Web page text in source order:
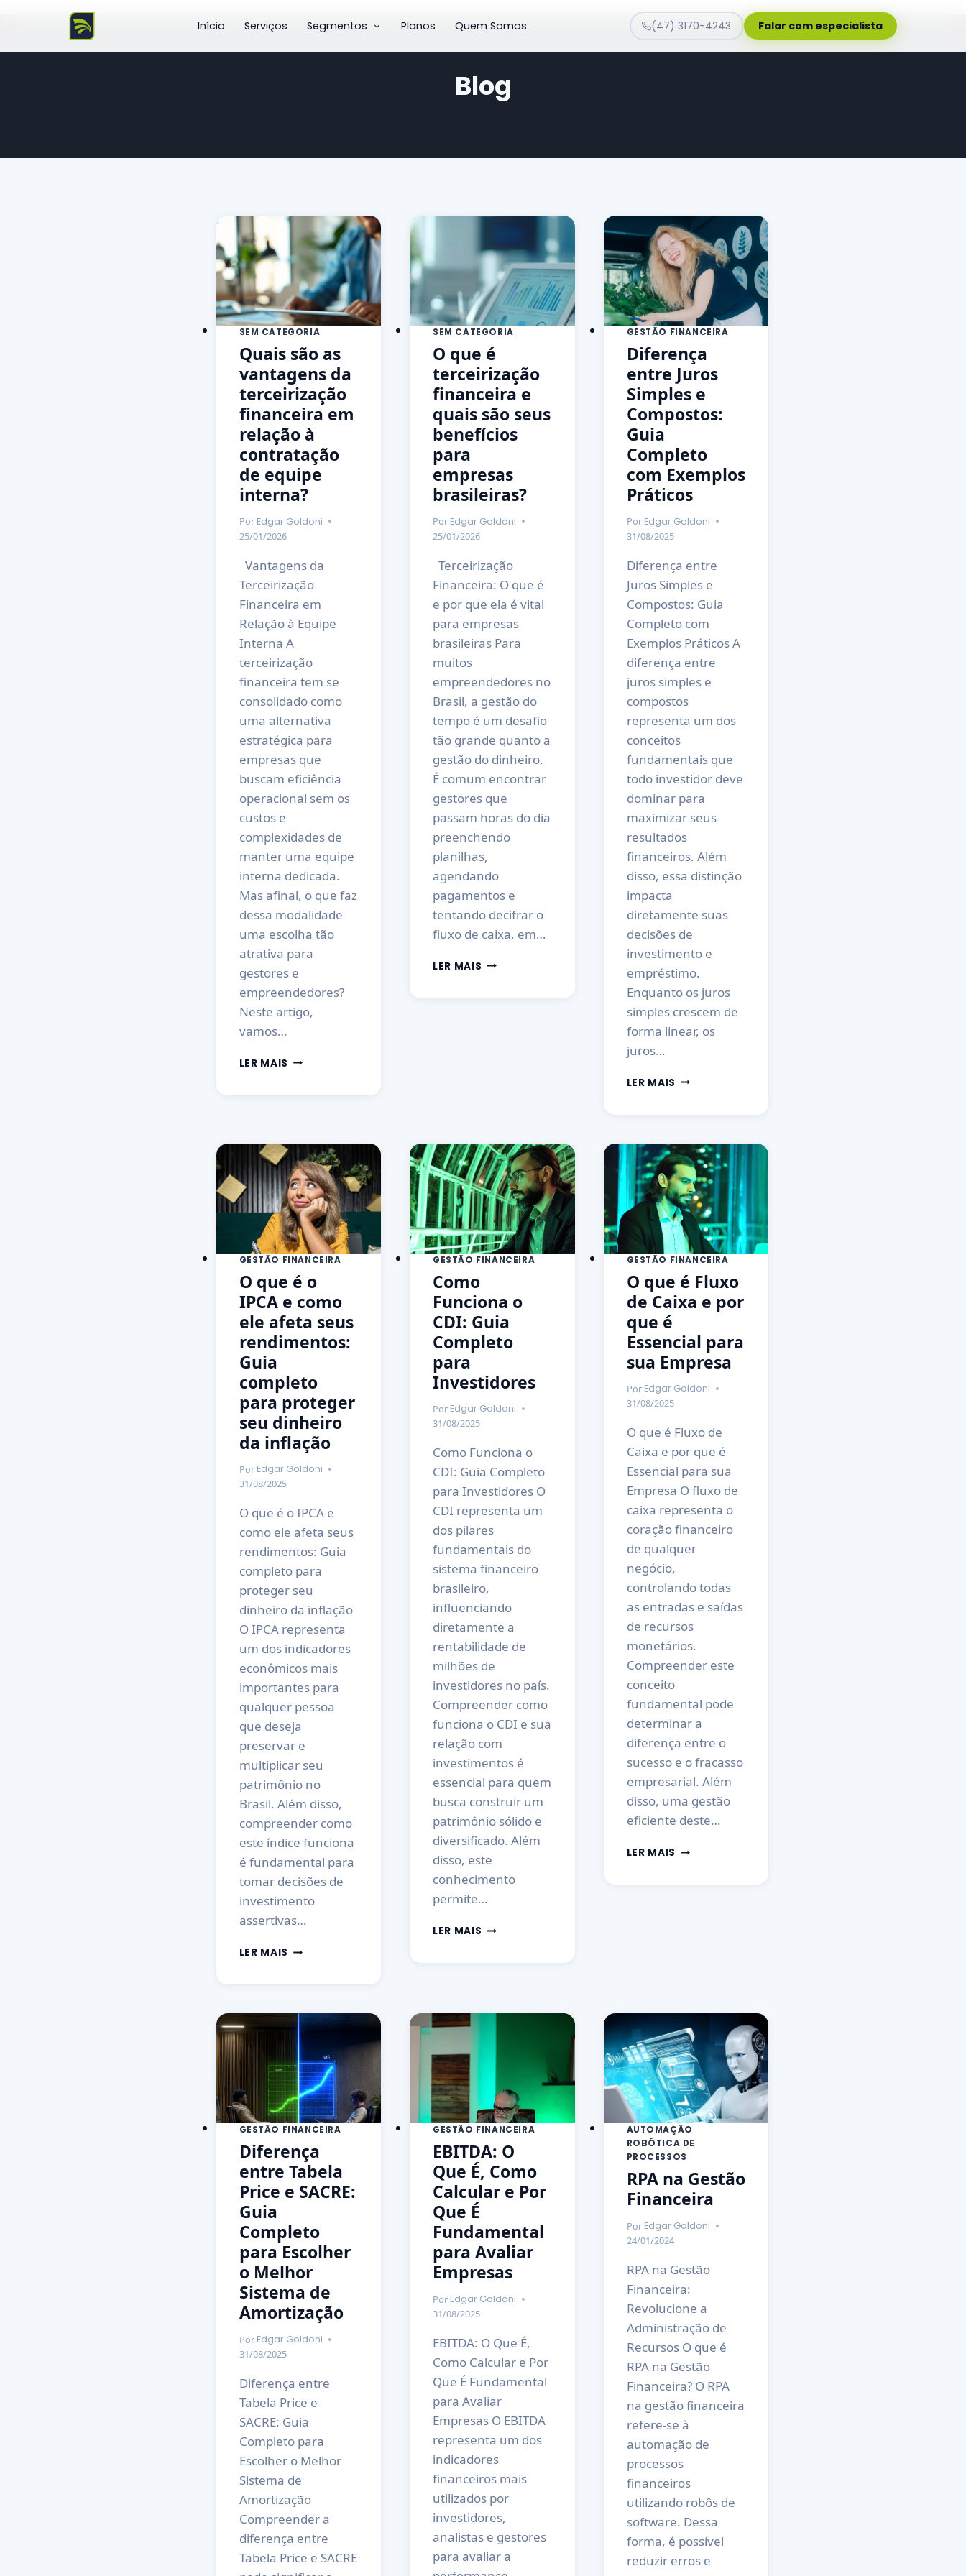
Início Serviços Segmentos Planos Quem Somos (47) 3170-4243 Falar com especialista
Blog
SEM CATEGORIA
Quais são as
vantagens da
terceirização
financeira em
relação à
contratação
de equipe
interna?
Por Edgar Goldoni
25/01/2026
Vantagens da
Terceirização
Financeira em
Relação à Equipe
Interna A
terceirização
financeira tem se
consolidado como
uma alternativa
estratégica para
empresas que
buscam eficiência
operacional sem os
custos e
complexidades de
manter uma equipe
interna dedicada.
Mas afinal, o que faz
dessa modalidade
uma escolha tão
atrativa para
gestores e
empreendedores?
Neste artigo,
vamos…
LER MAIS
SEM CATEGORIA
O que é
terceirização
financeira e
quais são seus
benefícios
para
empresas
brasileiras?
Por Edgar Goldoni
25/01/2026
Terceirização
Financeira: O que é
e por que ela é vital
para empresas
brasileiras Para
muitos
empreendedores no
Brasil, a gestão do
tempo é um desafio
tão grande quanto a
gestão do dinheiro.
É comum encontrar
gestores que
passam horas do dia
preenchendo
planilhas,
agendando
pagamentos e
tentando decifrar o
fluxo de caixa, em…
LER MAIS
GESTÃO FINANCEIRA
Diferença
entre Juros
Simples e
Compostos:
Guia
Completo
com Exemplos
Práticos
Por Edgar Goldoni
31/08/2025
Diferença entre
Juros Simples e
Compostos: Guia
Completo com
Exemplos Práticos A
diferença entre
juros simples e
compostos
representa um dos
conceitos
fundamentais que
todo investidor deve
dominar para
maximizar seus
resultados
financeiros. Além
disso, essa distinção
impacta
diretamente suas
decisões de
investimento e
empréstimo.
Enquanto os juros
simples crescem de
forma linear, os
juros…
LER MAIS
GESTÃO FINANCEIRA
O que é o
IPCA e como
ele afeta seus
rendimentos:
Guia
completo
para proteger
seu dinheiro
da inflação
Por Edgar Goldoni
31/08/2025
O que é o IPCA e
como ele afeta seus
rendimentos: Guia
completo para
proteger seu
dinheiro da inflação
O IPCA representa
um dos indicadores
econômicos mais
importantes para
qualquer pessoa
que deseja
preservar e
multiplicar seu
patrimônio no
Brasil. Além disso,
compreender como
este índice funciona
é fundamental para
tomar decisões de
investimento
assertivas…
LER MAIS
GESTÃO FINANCEIRA
Como
Funciona o
CDI: Guia
Completo
para
Investidores
Por Edgar Goldoni
31/08/2025
Como Funciona o
CDI: Guia Completo
para Investidores O
CDI representa um
dos pilares
fundamentais do
sistema financeiro
brasileiro,
influenciando
diretamente a
rentabilidade de
milhões de
investidores no país.
Compreender como
funciona o CDI e sua
relação com
investimentos é
essencial para quem
busca construir um
patrimônio sólido e
diversificado. Além
disso, este
conhecimento
permite…
LER MAIS
GESTÃO FINANCEIRA
O que é Fluxo
de Caixa e por
que é
Essencial para
sua Empresa
Por Edgar Goldoni
31/08/2025
O que é Fluxo de
Caixa e por que é
Essencial para sua
Empresa O fluxo de
caixa representa o
coração financeiro
de qualquer
negócio,
controlando todas
as entradas e saídas
de recursos
monetários.
Compreender este
conceito
fundamental pode
determinar a
diferença entre o
sucesso e o fracasso
empresarial. Além
disso, uma gestão
eficiente deste…
LER MAIS
GESTÃO FINANCEIRA
Diferença
entre Tabela
Price e SACRE:
Guia
Completo
para Escolher
o Melhor
Sistema de
Amortização
Por Edgar Goldoni
31/08/2025
Diferença entre
Tabela Price e
SACRE: Guia
Completo para
Escolher o Melhor
Sistema de
Amortização
Compreender a
diferença entre
Tabela Price e SACRE
GESTÃO FINANCEIRA
EBITDA: O
Que É, Como
Calcular e Por
Que É
Fundamental
para Avaliar
Empresas
Por Edgar Goldoni
31/08/2025
EBITDA: O Que É,
Como Calcular e Por
Que É Fundamental
para Avaliar
Empresas O EBITDA
representa um dos
indicadores
financeiros mais
utilizados por
investidores,
analistas e gestores
para avaliar a
AUTOMAÇÃO
ROBÓTICA DE
PROCESSOS
RPA na Gestão
Financeira
Por Edgar Goldoni
24/01/2024
RPA na Gestão
Financeira:
Revolucione a
Administração de
Recursos O que é
RPA na Gestão
Financeira? O RPA
na gestão financeira
refere-se à
automação de
processos
financeiros
utilizando robôs de
software. Dessa
forma, é possível
reduzir erros e